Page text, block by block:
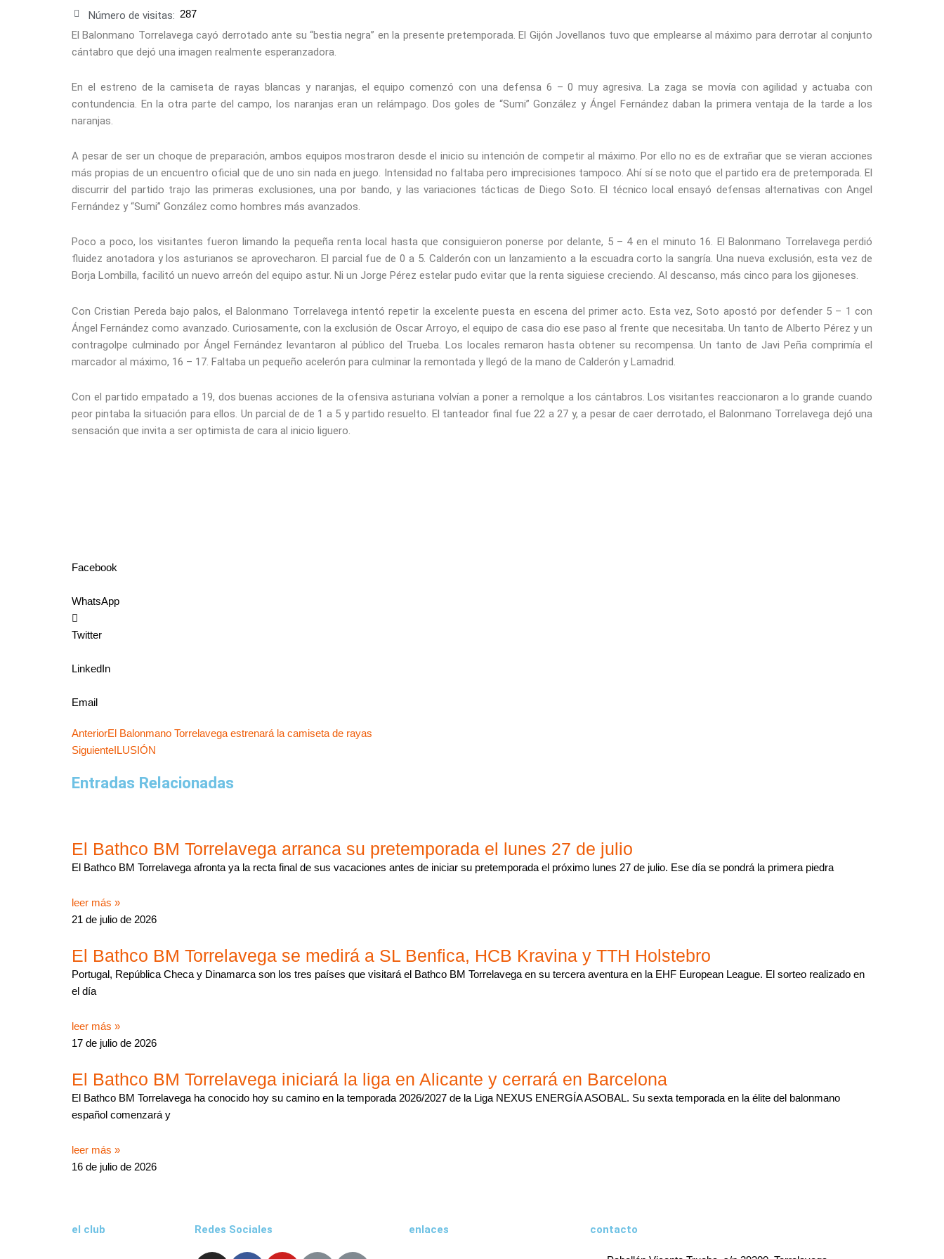
Número de visitas: 287
El Balonmano Torrelavega cayó derrotado ante su “bestia negra” en la presente pretemporada. El Gijón Jovellanos tuvo que emplearse al máximo para derrotar al conjunto
cántabro que dejó una imagen realmente esperanzadora.
En el estreno de la camiseta de rayas blancas y naranjas, el equipo comenzó con una defensa 6 – 0 muy agresiva. La zaga se movía con agilidad y actuaba con
contundencia. En la otra parte del campo, los naranjas eran un relámpago. Dos goles de “Sumi” González y Ángel Fernández daban la primera ventaja de la tarde a los
naranjas.
A pesar de ser un choque de preparación, ambos equipos mostraron desde el inicio su intención de competir al máximo. Por ello no es de extrañar que se vieran acciones
más propias de un encuentro oficial que de uno sin nada en juego. Intensidad no faltaba pero imprecisiones tampoco. Ahí sí se noto que el partido era de pretemporada. El
discurrir del partido trajo las primeras exclusiones, una por bando, y las variaciones tácticas de Diego Soto. El técnico local ensayó defensas alternativas con Angel
Fernández y “Sumi” González como hombres más avanzados.
Poco a poco, los visitantes fueron limando la pequeña renta local hasta que consiguieron ponerse por delante, 5 – 4 en el minuto 16. El Balonmano Torrelavega perdió
fluidez anotadora y los asturianos se aprovecharon. El parcial fue de 0 a 5. Calderón con un lanzamiento a la escuadra corto la sangría. Una nueva exclusión, esta vez de
Borja Lombilla, facilitó un nuevo arreón del equipo astur. Ni un Jorge Pérez estelar pudo evitar que la renta siguiese creciendo. Al descanso, más cinco para los gijoneses.
Con Cristian Pereda bajo palos, el Balonmano Torrelavega intentó repetir la excelente puesta en escena del primer acto. Esta vez, Soto apostó por defender 5 – 1 con
Ángel Fernández como avanzado. Curiosamente, con la exclusión de Oscar Arroyo, el equipo de casa dio ese paso al frente que necesitaba. Un tanto de Alberto Pérez y un
contragolpe culminado por Ángel Fernández levantaron al público del Trueba. Los locales remaron hasta obtener su recompensa. Un tanto de Javi Peña comprimía el
marcador al máximo, 16 – 17. Faltaba un pequeño acelerón para culminar la remontada y llegó de la mano de Calderón y Lamadrid.
Con el partido empatado a 19, dos buenas acciones de la ofensiva asturiana volvían a poner a remolque a los cántabros. Los visitantes reaccionaron a lo grande cuando
peor pintaba la situación para ellos. Un parcial de de 1 a 5 y partido resuelto. El tanteador final fue 22 a 27 y, a pesar de caer derrotado, el Balonmano Torrelavega dejó una
sensación que invita a ser optimista de cara al inicio liguero.
Facebook
WhatsApp
Twitter
LinkedIn
Email
Ant
AnteriorEl Balonmano Torrelavega estrenará la camiseta de rayas
SiguienteILUSIÓN
Siguiente
Entradas Relacionadas
El Bathco BM Torrelavega arranca su pretemporada el lunes 27 de julio
El Bathco BM Torrelavega afronta ya la recta final de sus vacaciones antes de iniciar su pretemporada el próximo lunes 27 de julio. Ese día se pondrá la primera piedra
leer más »
21 de julio de 2026
El Bathco BM Torrelavega se medirá a SL Benfica, HCB Kravina y TTH Holstebro
Portugal, República Checa y Dinamarca son los tres países que visitará el Bathco BM Torrelavega en su tercera aventura en la EHF European League. El sorteo realizado en
el día
leer más »
17 de julio de 2026
El Bathco BM Torrelavega iniciará la liga en Alicante y cerrará en Barcelona
El Bathco BM Torrelavega ha conocido hoy su camino en la temporada 2026/2027 de la Liga NEXUS ENERGÍA ASOBAL. Su sexta temporada en la élite del balonmano
español comenzará y
leer más »
16 de julio de 2026
el club Redes Sociales enlaces contacto